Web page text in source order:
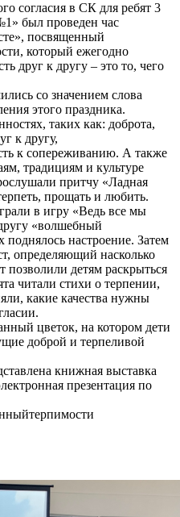
согласия в СК для ребят 3
был проведен час
посвященный
который ежегодно
друг к другу – это то, чего
со значением слова
этого праздника.
таких как: доброта,
к другу,
к сопереживанию. А также
традициям и культуре
притчу «Ладная
прощать и любить.
в игру «Ведь все мы
«волшебный
настроение. Затем
определяющий насколько
детям раскрыться
читали стихи о терпении,
какие качества нужны
цветок, на котором дети
доброй и терпеливой
книжная выставка
презентация по